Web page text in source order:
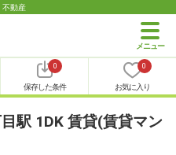
不動産
0
保存した条件
0
お気に入り
駅 1DK 賃貸(賃貸マン